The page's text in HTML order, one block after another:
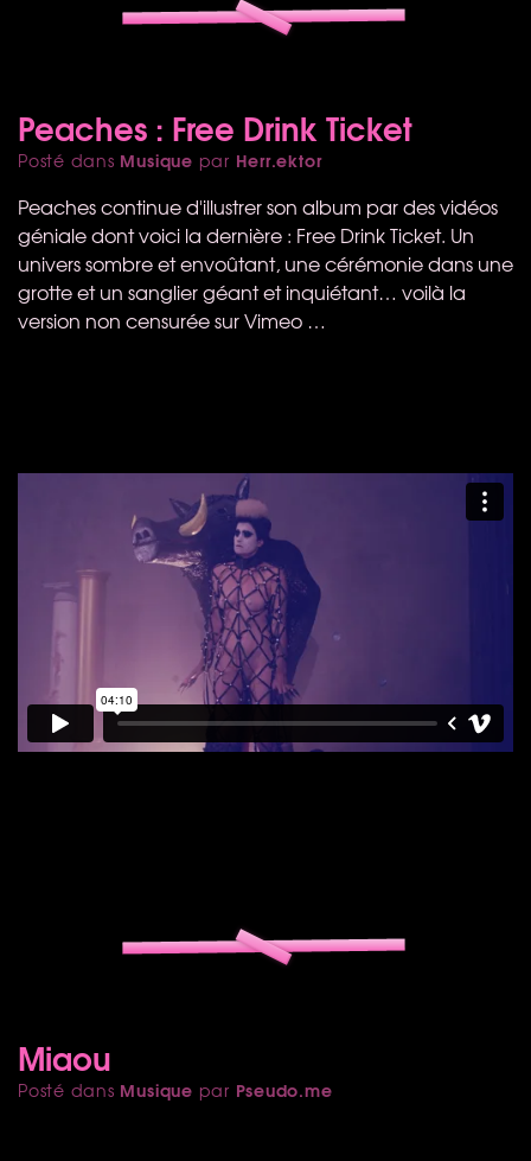
Peaches : Free Drink Ticket
Posté dans Musique par Herr.ektor
Peaches continue d'illustrer son album par des vidéos
géniale dont voici la dernière : Free Drink Ticket. Un
univers sombre et envoûtant, une cérémonie dans une
grotte et un sanglier géant et inquiétant… voilà la
version non censurée sur Vimeo …
Miaou
Posté dans Musique par Pseudo.me